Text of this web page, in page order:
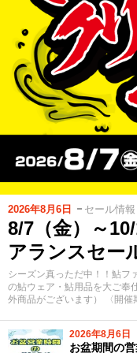
2026年8月6日 セール情報
8/7（金）～
アランスセー
シーズン真っただ中！！鮎フ
の鮎ウェア・鮎用品を大ご奉
外商品がございます） 〈開
2026年8月6日
お盆期間の